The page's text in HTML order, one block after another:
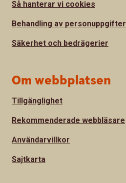
Så hanterar vi cookies
Behandling av personuppgifter
Säkerhet och bedrägerier
Om webbplatsen
Tillgänglighet
Rekommenderade webbläsare
Användarvillkor
Sajtkarta